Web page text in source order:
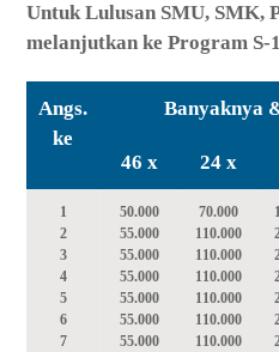
Untuk Lulusan SMU, SMK,
melanjutkan ke Program S-1
Angs.
ke
Banyaknya
46 x 24 x
1
2
3
4
5
6
7
50.000
55.000
55.000
55.000
55.000
55.000
55.000
70.000
110.000
110.000
110.000
110.000
110.000
110.000